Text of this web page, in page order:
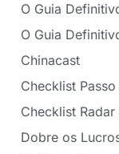
O Guia
O Guia
Chinacast
Checklist
Checklist
Dobre os